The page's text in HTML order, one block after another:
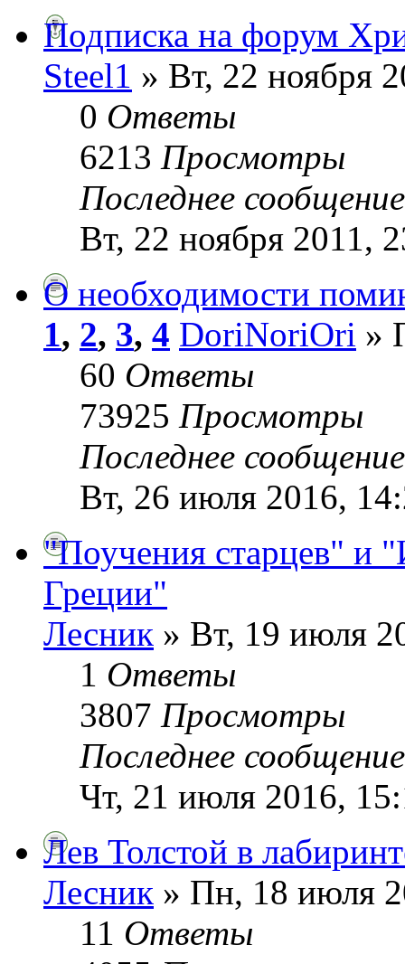
Подписка на форум
Steel1 » Вт, 22 ноября
0 Ответы
6213 Просмотры
Последнее
Вт, 22 ноября 2011,
О необходимости
1, 2, 3, 4 DoriNoriOri »
60 Ответы
73925 Просмотры
Последнее
Вт, 26 июля 2016,
"Поучения старцев" и
Греции"
Лесник » Вт, 19 июля
1 Ответы
3807 Просмотры
Последнее
Чт, 21 июля 2016,
Лев Толстой в
Лесник » Пн, 18 июля
11 Ответы